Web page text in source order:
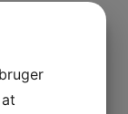
75mm
29mm
38mm
57mm